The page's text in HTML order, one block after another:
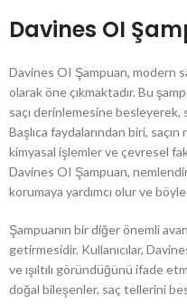
Davines OI
Davines OI Şampuan, modern
olarak öne çıkmaktadır. Bu
saçı derinlemesine besleyerek,
Başlıca faydalarından biri,
kimyasal işlemler ve çevresel
Davines OI Şampuan,
korumaya yardımcı olur ve
Şampuanın bir diğer önemli
getirmesidir. Kullanıcılar,
ve ışıltılı göründüğünü ifade
doğal bileşenler, saç tellerini